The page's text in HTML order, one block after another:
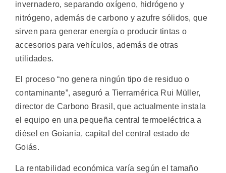
invernadero, separando oxígeno, hidrógeno y
nitrógeno, además de carbono y azufre sólidos, que
sirven para generar energía o producir tintas o
accesorios para vehículos, además de otras
utilidades.
El proceso “no genera ningún tipo de residuo o
contaminante”, aseguró a Tierramérica Rui Müller,
director de Carbono Brasil, que actualmente instala
el equipo en una pequeña central termoeléctrica a
diésel en Goiania, capital del central estado de
Goiás.
La rentabilidad económica varía según el tamaño